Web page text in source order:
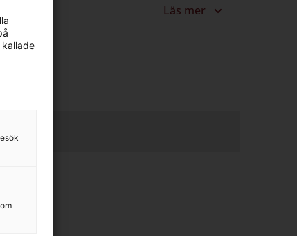
Läs mer
kallade